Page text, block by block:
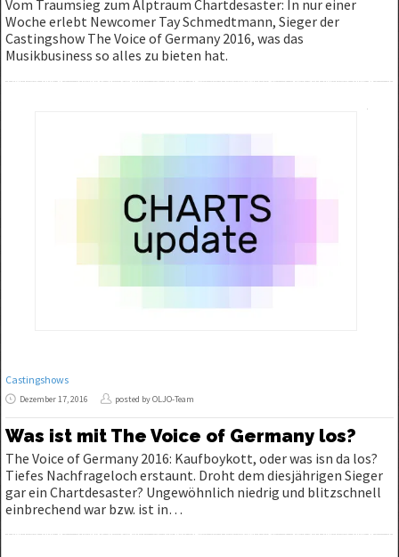
Vom Traumsieg zum Alptraum Chartdesaster: In nur einer
Woche erlebt Newcomer Tay Schmedtmann, Sieger der
Castingshow The Voice of Germany 2016, was das
Musikbusiness so alles zu bieten hat.
Castingshows
Dezember 17, 2016 posted by OLJO-Team
Was ist mit The Voice of Germany los?
The Voice of Germany 2016: Kaufboykott, oder was isn da los?
Tiefes Nachfrageloch erstaunt. Droht dem diesjährigen Sieger
gar ein Chartdesaster? Ungewöhnlich niedrig und blitzschnell
einbrechend war bzw. ist in…